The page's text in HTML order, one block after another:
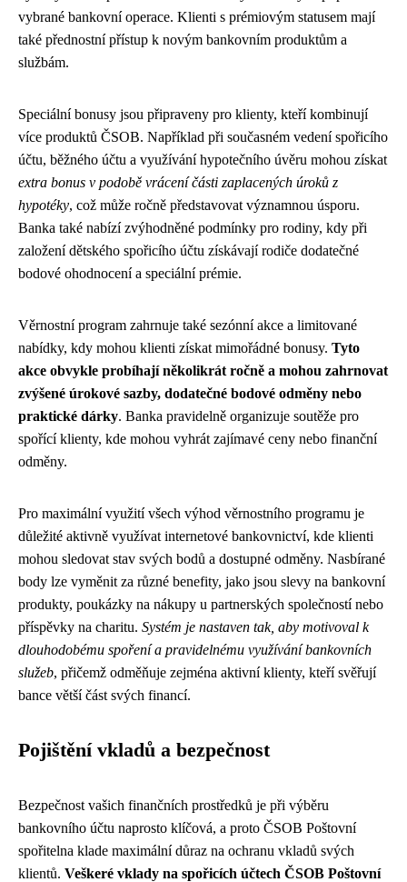
vybrané bankovní operace. Klienti s prémiovým statusem mají
také přednostní přístup k novým bankovním produktům a
službám.
Speciální bonusy jsou připraveny pro klienty, kteří kombinují
více produktů ČSOB. Například při současném vedení spořicího
účtu, běžného účtu a využívání hypotečního úvěru mohou získat
extra bonus v podobě vrácení části zaplacených úroků z
hypotéky, což může ročně představovat významnou úsporu.
Banka také nabízí zvýhodněné podmínky pro rodiny, kdy při
založení dětského spořicího účtu získávají rodiče dodatečné
bodové ohodnocení a speciální prémie.
Věrnostní program zahrnuje také sezónní akce a limitované
nabídky, kdy mohou klienti získat mimořádné bonusy. Tyto
akce obvykle probíhají několikrát ročně a mohou zahrnovat
zvýšené úrokové sazby, dodatečné bodové odměny nebo
praktické dárky. Banka pravidelně organizuje soutěže pro
spořící klienty, kde mohou vyhrát zajímavé ceny nebo finanční
odměny.
Pro maximální využití všech výhod věrnostního programu je
důležité aktivně využívat internetové bankovnictví, kde klienti
mohou sledovat stav svých bodů a dostupné odměny. Nasbírané
body lze vyměnit za různé benefity, jako jsou slevy na bankovní
produkty, poukázky na nákupy u partnerských společností nebo
příspěvky na charitu. Systém je nastaven tak, aby motivoval k
dlouhodobému spoření a pravidelnému využívání bankovních
služeb, přičemž odměňuje zejména aktivní klienty, kteří svěřují
bance větší část svých financí.
Pojištění vkladů a bezpečnost
Bezpečnost vašich finančních prostředků je při výběru
bankovního účtu naprosto klíčová, a proto ČSOB Poštovní
spořitelna klade maximální důraz na ochranu vkladů svých
klientů. Veškeré vklady na spořicích účtech ČSOB Poštovní